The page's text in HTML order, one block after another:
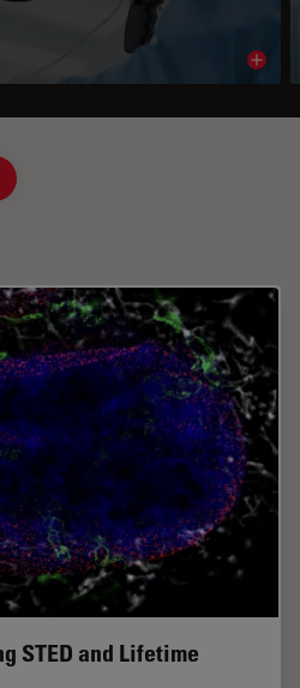
STED and Lifetime